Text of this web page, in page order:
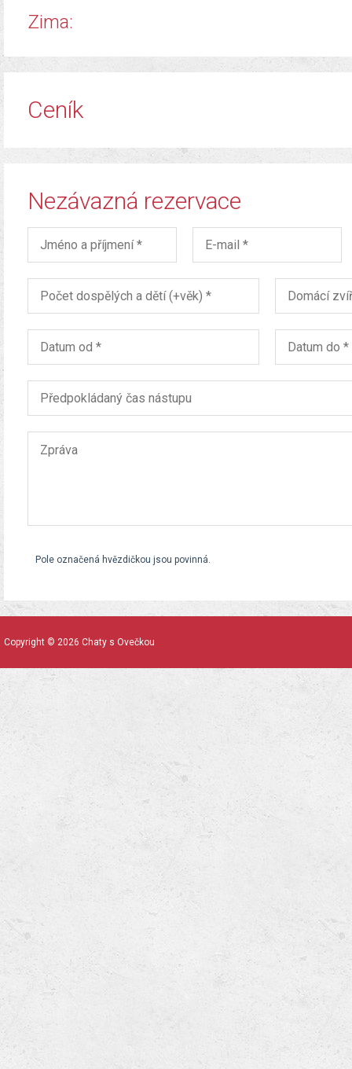
Zima:
Ceník
Nezávazná rezervace
Pole označená hvězdičkou jsou povinná.
Copyright © 2026 Chaty s Ovečkou